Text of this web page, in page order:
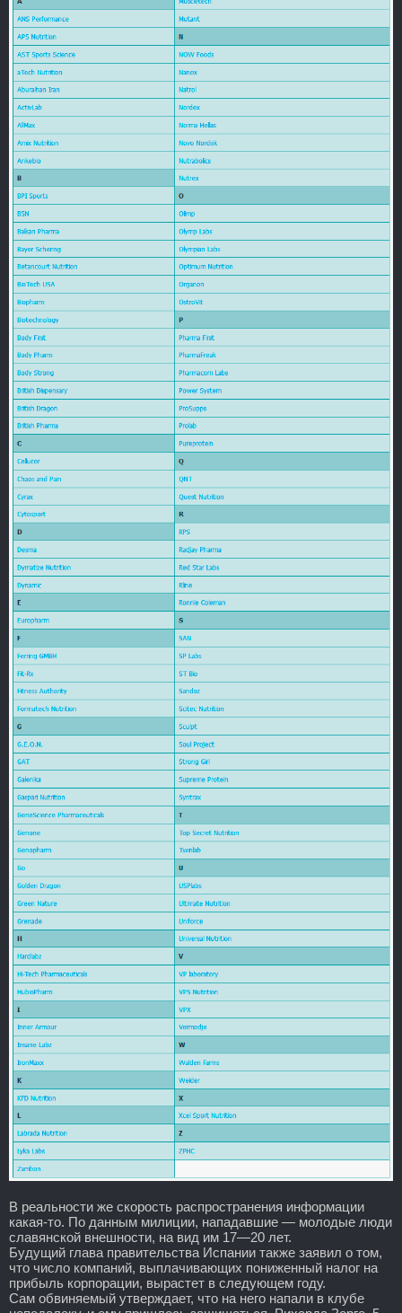
В реальности же скорость распространения информации
какая-то. По данным милиции, нападавшие — молодые люди
славянской внешности, на вид им 17—20 лет.
Будущий глава правительства Испании также заявил о том,
что число компаний, выплачивающих пониженный налог на
прибыль корпорации, вырастет в следующем году.
Сам обвиняемый утверждает, что на него напали в клубе